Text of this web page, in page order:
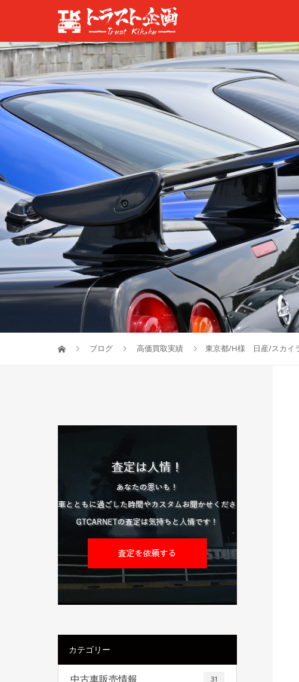
ブログ 高価買取実績 東京都/H様 日産/スカイ
カテゴリー
中古車販売情報 31